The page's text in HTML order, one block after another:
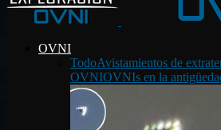
OVNI
TodoAvistamientos de
OVNIOVNIs en la